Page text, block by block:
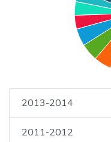
2013-2014
2011-2012